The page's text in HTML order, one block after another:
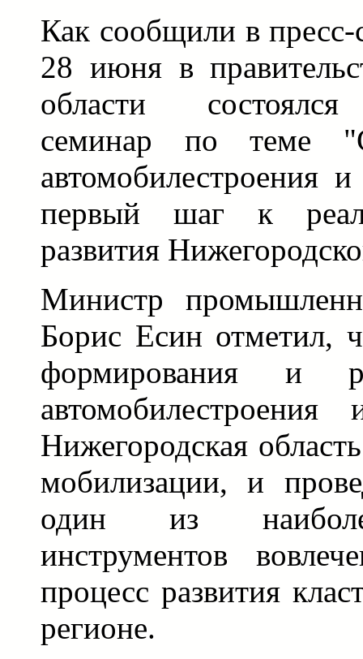
Как сообщили в пресс-
28 июня в
области состоялся
семинар по теме
автомобилестроения
первый шаг к
развития
Министр
Борис Есин отметил,
формирования и
автомобилестроения
Нижегородская
мобилизации, и
один из
инструментов
процесс развития
регионе.